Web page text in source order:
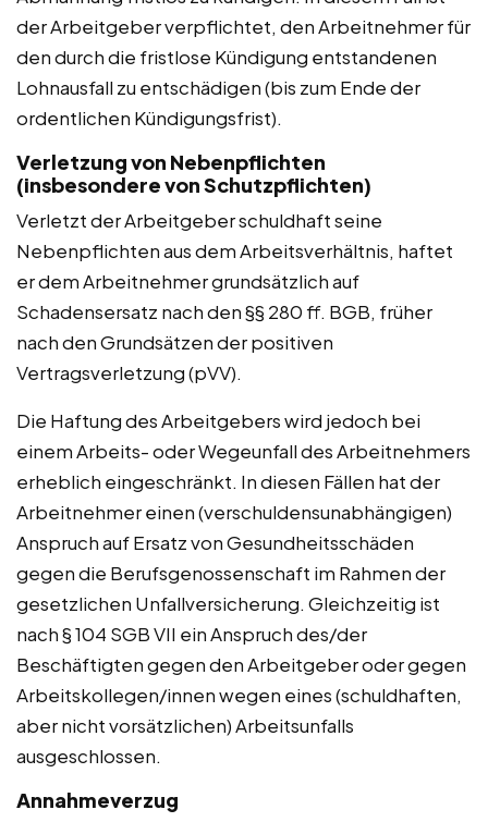
der Arbeitgeber verpflichtet, den Arbeitnehmer für
den durch die fristlose Kündigung entstandenen
Lohnausfall zu entschädigen (bis zum Ende der
ordentlichen Kündigungsfrist).
Verletzung von Nebenpflichten
(insbesondere von Schutzpflichten)
Verletzt der Arbeitgeber schuldhaft seine
Nebenpflichten aus dem Arbeitsverhältnis, haftet
er dem Arbeitnehmer grundsätzlich auf
Schadensersatz nach den §§ 280 ff. BGB, früher
nach den Grundsätzen der positiven
Vertragsverletzung (pVV).
Die Haftung des Arbeitgebers wird jedoch bei
einem Arbeits- oder Wegeunfall des Arbeitnehmers
erheblich eingeschränkt. In diesen Fällen hat der
Arbeitnehmer einen (verschuldensunabhängigen)
Anspruch auf Ersatz von Gesundheitsschäden
gegen die Berufsgenossenschaft im Rahmen der
gesetzlichen Unfallversicherung. Gleichzeitig ist
nach § 104 SGB VII ein Anspruch des/der
Beschäftigten gegen den Arbeitgeber oder gegen
Arbeitskollegen/innen wegen eines (schuldhaften,
aber nicht vorsätzlichen) Arbeitsunfalls
ausgeschlossen.
Annahmeverzug